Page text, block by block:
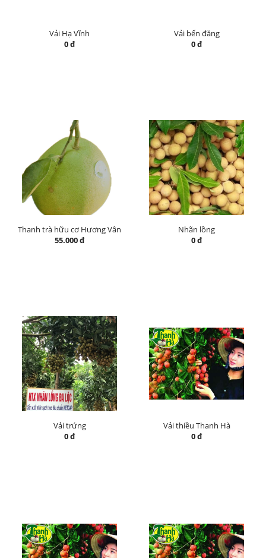
Vải Hạ Vĩnh
0 đ
Vải bến đăng
0 đ
Thanh trà hữu cơ Hương Vân
55.000 đ
Nhãn lồng
0 đ
Vải trứng
0 đ
Vải thiều Thanh Hà
0 đ